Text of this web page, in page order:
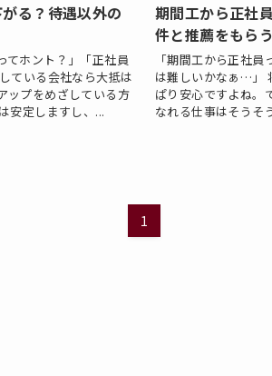
る？待遇以外の
てホント？」「正社員
ている会社なら大抵は
ップをめざしている方
安定しますし、...
期間工から正社
件と推薦をもら
「期間工から正社
は難しいかなぁ…」
ぱり安心ですよね。
なれる仕事はそうそ
1